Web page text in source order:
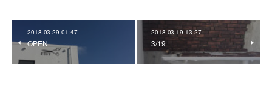
2018.03.29 01:47
OPEN
2018.03.19 13:27
3/19